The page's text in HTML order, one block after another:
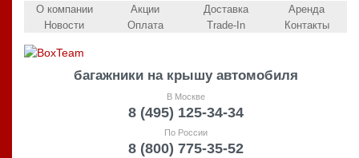
О компании
Новости
Акции
Оплата
Доставка
Trade-In
Аренда
Контакты
багажники на крышу автомобиля
В Москве
8 (495) 125-34-34
По России
8 (800) 775-35-52